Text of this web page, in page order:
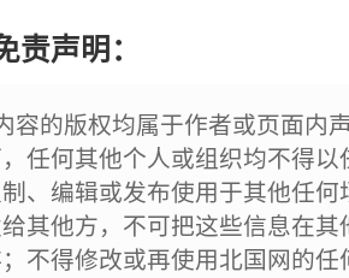
责声明：
容的版权均属于作者或页面内
任何其他个人或组织均不得
、编辑或发布使用于其他任
其他方，不可把这些信息在
不得修改或再使用北国网的